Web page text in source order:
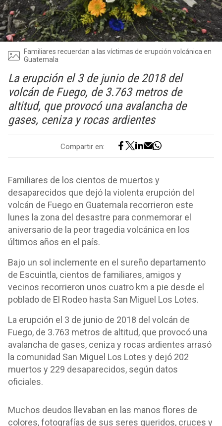
Familiares recuerdan a las víctimas de erupción volcánica en
Guatemala
La erupción el 3 de junio de 2018 del
volcán de Fuego, de 3.763 metros de
altitud, que provocó una avalancha de
gases, ceniza y rocas ardientes
Compartir en:
Familiares de los cientos de muertos y
desaparecidos que dejó la violenta erupción del
volcán de Fuego en Guatemala recorrieron este
lunes la zona del desastre para conmemorar el
aniversario de la peor tragedia volcánica en los
últimos años en el país.
Bajo un sol inclemente en el sureño departamento
de Escuintla, cientos de familiares, amigos y
vecinos recorrieron unos cuatro km a pie desde el
poblado de El Rodeo hasta San Miguel Los Lotes.
La erupción el 3 de junio de 2018 del volcán de
Fuego, de 3.763 metros de altitud, que provocó una
avalancha de gases, ceniza y rocas ardientes arrasó
la comunidad San Miguel Los Lotes y dejó 202
muertos y 229 desaparecidos, según datos
oficiales.
Muchos deudos llevaban en las manos flores de
colores, fotografías de sus seres queridos, cruces y